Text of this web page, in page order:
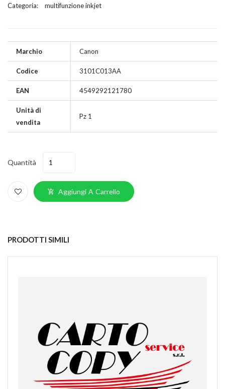
Categoria: multifunzione inkjet
Marchio Canon
Codice 3101C013AA
EAN 4549292121780
Unità di
vendita
Pz 1
Quantità
Aggiungi A Carrello
PRODOTTI SIMILI